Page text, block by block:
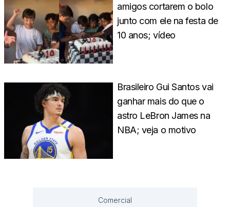
amigos cortarem o bolo
junto com ele na festa de
10 anos; vídeo
Brasileiro Gui Santos vai
ganhar mais do que o
astro LeBron James na
NBA; veja o motivo
Comercial